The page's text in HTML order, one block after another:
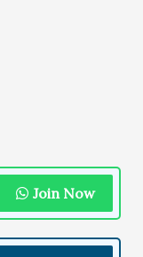
Join Now